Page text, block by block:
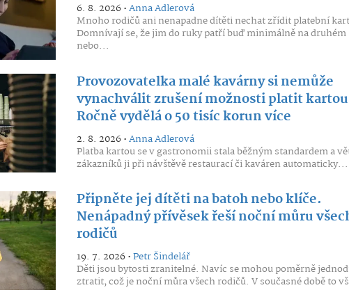
6. 8. 2026 •Anna Adlerová
Mnoho rodičů ani nenapadne dítěti nechat zřídit platební
Domnívají se, že jim do ruky patří buď minimálně na
nebo...
Provozovatelka malé kavárny si nemůže
vynachválit zrušení možnosti platit
Ročně vydělá o 50 tisíc korun více
2. 8. 2026 •Anna Adlerová
Platba kartou se v gastronomii stala běžným standardem a
zákazníků ji při návštěvě restaurací či kaváren automaticky...
Připněte jej dítěti na batoh nebo klíče.
Nenápadný přívěsek řeší noční můru
rodičů
19. 7. 2026 •Petr Šindelář
Děti jsou bytosti zranitelné. Navíc se mohou poměrně
ztratit, což je noční můra všech rodičů. V současné době to